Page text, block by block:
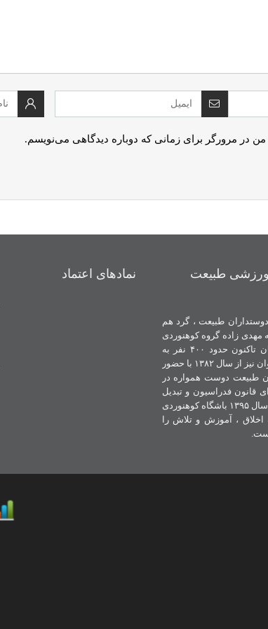
من در مرورگر برای زمانی که دوباره دیدگاهی می‌نویسم.
ورزشی طبیعت
و دوستداران طبیعت ، گرد هم
مهدی زاده گروه کوهنوردی
طبیعت دوست را بنیان نهادند، از آن زمان تاکنون حدود ۴۰۰ نفر به
عضویت این مجموعه درآمدند. همچنین بانوان نیز از سال ۱۳۸۲ با حضور
طبیعت دوست همواره در
قانون فدراسیون و تبدیل
گروهها به باشگاه ، گروه طبیعت دوست در سال ۱۳۹۵ باشگاه کوهنوردی
، آموزش و تلاش را
نمادهای اعتماد